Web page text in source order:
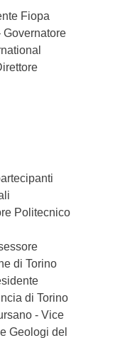
Fiopa
Governatore
Politecnico
di Torino
di Torino
- Vice
Geologi del